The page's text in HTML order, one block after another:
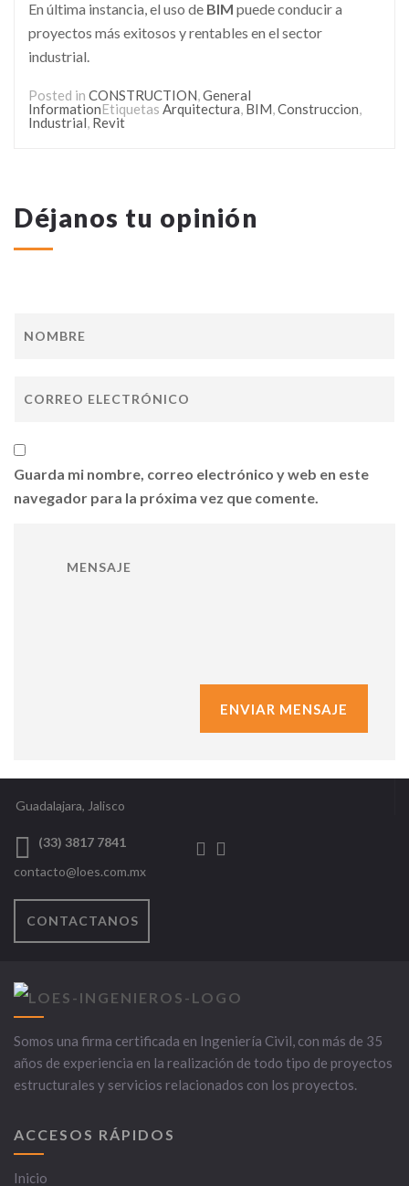
En última instancia, el uso de BIM puede conducir a
proyectos más exitosos y rentables en el sector
industrial.
Posted in CONSTRUCTION,General
InformationEtiquetas Arquitectura, BIM,Construccion,
Industrial, Revit
Déjanos tu opinión
Guarda mi nombre, correo electrónico y web en este
navegador para la próxima vez que comente.
Guadalajara, Jalisco
(33) 3817 7841
contacto@loes.com.mx
CONTACTANOS
Somos una firma certificada en Ingeniería Civil, con más de 35
años de experiencia en la realización de todo tipo de proyectos
estructurales y servicios relacionados con los proyectos.
ACCESOS RÁPIDOS
Inicio